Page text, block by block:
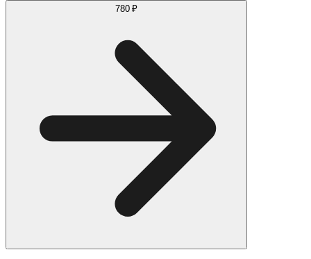
780 ₽